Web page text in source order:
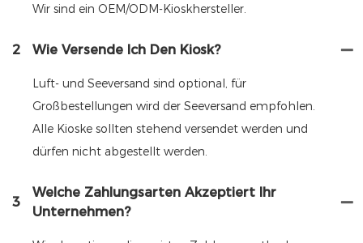
Wir sind ein OEM/ODM-Kioskhersteller.
2 Wie Versende Ich Den Kiosk?
Luft- und Seeversand sind optional, für
Großbestellungen wird der Seeversand empfohlen.
Alle Kioske sollten stehend versendet werden und
dürfen nicht abgestellt werden.
3
Welche Zahlungsarten Akzeptiert Ihr
Unternehmen?